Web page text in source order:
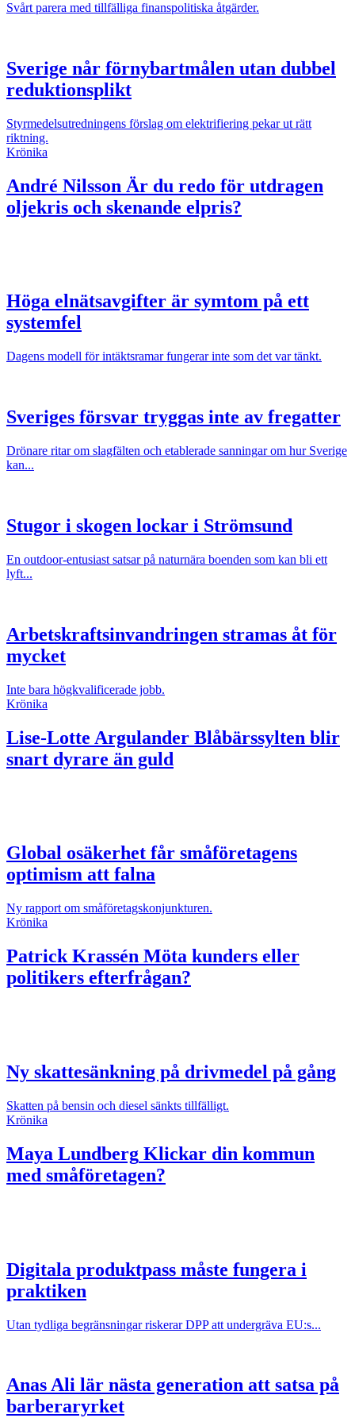
Svårt parera med tillfälliga finanspolitiska åtgärder.
Sverige når förnybartmålen utan dubbel
reduktionsplikt
Styrmedelsutredningens förslag om elektrifiering pekar ut rätt
riktning.
Krönika
André Nilsson Är du redo för utdragen
oljekris och skenande elpris?
Höga elnätsavgifter är symtom på ett
systemfel
Dagens modell för intäktsramar fungerar inte som det var tänkt.
Sveriges försvar tryggas inte av fregatter
Drönare ritar om slagfälten och etablerade sanningar om hur Sverige
kan...
Stugor i skogen lockar i Strömsund
En outdoor-entusiast satsar på naturnära boenden som kan bli ett
lyft...
Arbetskraftsinvandringen stramas åt för
mycket
Inte bara högkvalificerade jobb.
Krönika
Lise-Lotte Argulander Blåbärssylten blir
snart dyrare än guld
Global osäkerhet får småföretagens
optimism att falna
Ny rapport om småföretagskonjunkturen.
Krönika
Patrick Krassén Möta kunders eller
politikers efterfrågan?
Ny skattesänkning på drivmedel på gång
Skatten på bensin och diesel sänkts tillfälligt.
Krönika
Maya Lundberg Klickar din kommun
med småföretagen?
Digitala produktpass måste fungera i
praktiken
Utan tydliga begränsningar riskerar DPP att undergräva EU:s...
Anas Ali lär nästa generation att satsa på
barberaryrket